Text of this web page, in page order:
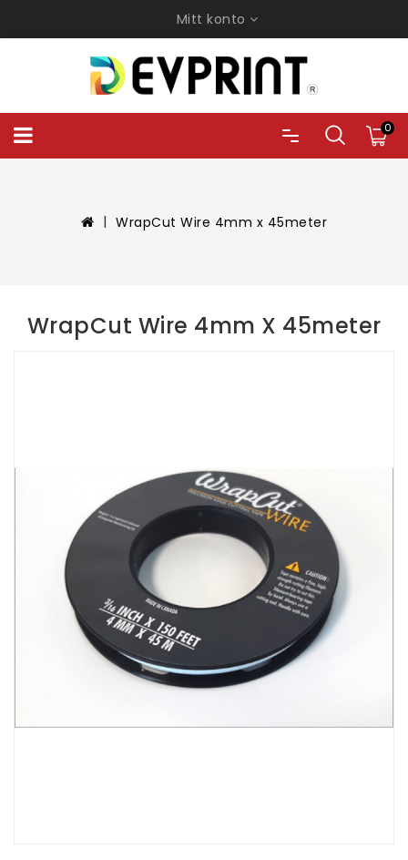
Mitt konto
0
WrapCut Wire 4mm x 45meter
WrapCut Wire 4mm X 45meter